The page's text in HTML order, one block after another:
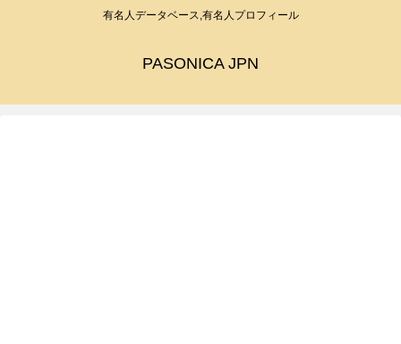
有名人データベース,有名人プロフィール
PASONICA JPN